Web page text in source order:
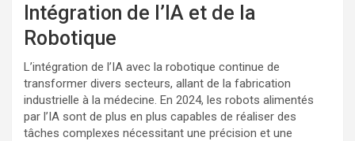
Intégration de l’IA et de la
Robotique
L’intégration de l’IA avec la robotique continue de
transformer divers secteurs, allant de la fabrication
industrielle à la médecine. En 2024, les robots alimentés
par l’IA sont de plus en plus capables de réaliser des
tâches complexes nécessitant une précision et une